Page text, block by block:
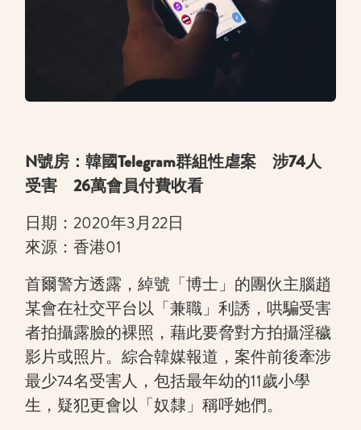
N號房：韓國Telegram群組性虐案 涉74人
受害 26萬會員付費收看
日期：2020年3月22日
來源：香港01
首爾警方透露，綽號「博士」的團伙主腦趙
某會在社交平台以「兼職」利誘，哄騙受害
者拍攝露臉的裸照，藉此要脅對方拍攝淫穢
影片或照片。綜合韓媒報道，案件前後牽涉
最少74名受害人，包括最年幼的11歲小學
生，疑犯更會以「奴隸」稱呼她們。